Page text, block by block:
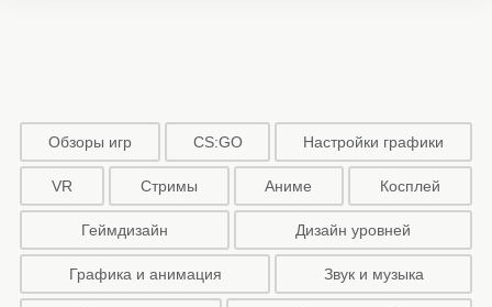
Обзоры игр CS:GO Настройки графики
VR Стримы Аниме Косплей
Геймдизайн Дизайн уровней
Графика и анимация Звук и музыка